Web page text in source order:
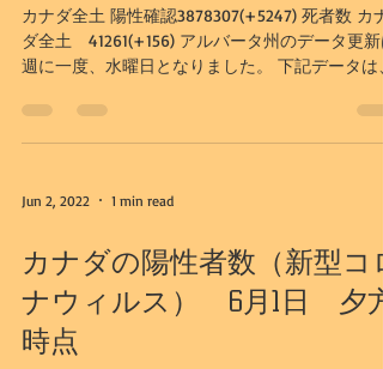
カナダ全土 陽性確認3878307(+5247) 死者数 カナ
ダ全土 41261(+156) アルバータ州のデータ更新
週に一度、水曜日となりました。 下記データは
確認583112(+2231） 入院者数931（-109）...
Jun 2, 2022 1 min read
カナダの陽性者数（新型コ
ナウィルス） 6月1日 夕方
時点